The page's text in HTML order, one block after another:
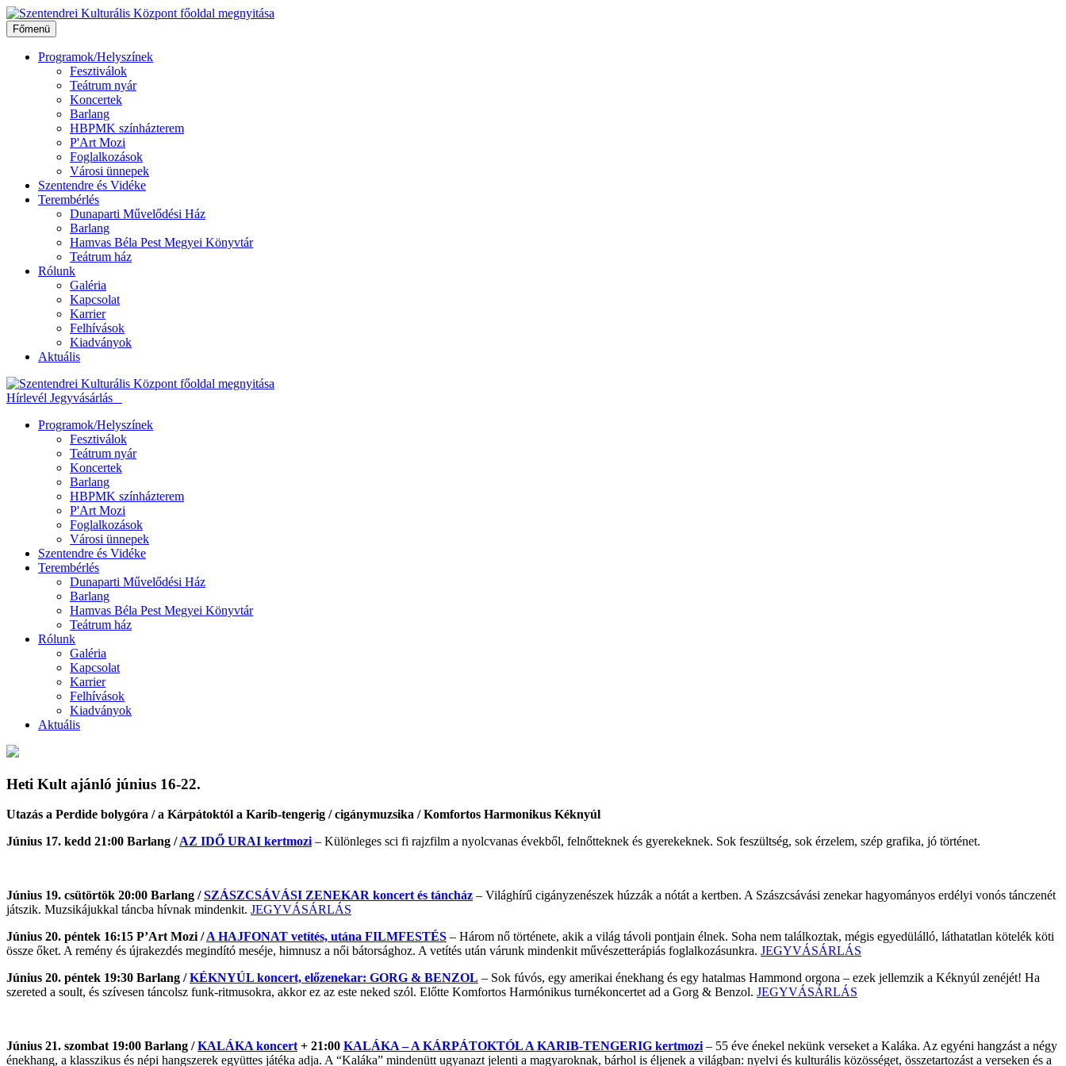
Ugrás
a
tartalomhoz
Főmenü
Programok/Helyszínek
Fesztiválok
Teátrum nyár
Koncertek
Barlang
HBPMK színházterem
P'Art Mozi
Foglalkozások
Városi ünnepek
Szentendre és Vidéke
Terembérlés
Dunaparti Művelődési Ház
Barlang
Hamvas Béla Pest Megyei Könyvtár
Teátrum ház
Rólunk
Galéria
Kapcsolat
Karrier
Felhívások
Kiadványok
Aktuális
Hírlevél Jegyvásárlás
Programok/Helyszínek
Fesztiválok
Teátrum nyár
Koncertek
Barlang
HBPMK színházterem
P'Art Mozi
Foglalkozások
Városi ünnepek
Szentendre és Vidéke
Terembérlés
Dunaparti Művelődési Ház
Barlang
Hamvas Béla Pest Megyei Könyvtár
Teátrum ház
Rólunk
Galéria
Kapcsolat
Karrier
Felhívások
Kiadványok
Aktuális
Heti Kult ajánló június 16-22.
Utazás a Perdide bolygóra / a Kárpátoktól a Karib-tengerig / cigánymuzsika / Komfortos Harmonikus Kéknyúl
Június 17. kedd 21:00 Barlang /AZ IDŐ URAI kertmozi– Különleges sci fi rajzfilm a nyolcvanas évekből, felnőtteknek és gyerekeknek. Sok feszültség, sok érzelem, szép grafika, jó történet.
Június 19. csütörtök 20:00 Barlang /SZÁSZCSÁVÁSI ZENEKAR koncert és táncház – Világhírű cigányzenészek húzzák a nótát a kertben. A Szászcsávási zenekar hagyományos erdélyi vonós tánczenét
játszik. Muzsikájukkal táncba hívnak mindenkit. JEGYVÁSÁRLÁS
Június 20. péntek 16:15 P’Art Mozi /A HAJFONAT vetítés, utána FILMFESTÉS – Három nő története, akik a világ távoli pontjain élnek. Soha nem találkoztak, mégis egyedülálló, láthatatlan kötelék köti
össze őket. A remény és újrakezdés megindító meséje, himnusz a női bátorsághoz. A vetítés után várunk mindenkit művészetterápiás foglalkozásunkra. JEGYVÁSÁRLÁS
Június 20. péntek 19:30 Barlang /KÉKNYÚL koncert, előzenekar: GORG & BENZOL – Sok fúvós, egy amerikai énekhang és egy hatalmas Hammond orgona – ezek jellemzik a Kéknyúl zenéjét! Ha
szereted a soult, és szívesen táncolsz funk-ritmusokra, akkor ez az este neked szól. Előtte Komfortos Harmónikus turnékoncertet ad a Gorg & Benzol. JEGYVÁSÁRLÁS
Június 21. szombat 19:00 Barlang /KALÁKA koncert+ 21:00 KALÁKA – A KÁRPÁTOKTÓL A KARIB-TENGERIG kertmozi– 55 éve énekel nekünk verseket a Kaláka. Az egyéni hangzást a négy
énekhang, a klasszikus és népi hangszerek együttes játéka adja. A “Kaláka” mindenütt ugyanazt jelenti a magyaroknak, bárhol is éljenek a világban: nyelvi és kulturális közösséget, összetartozást a verseken és a